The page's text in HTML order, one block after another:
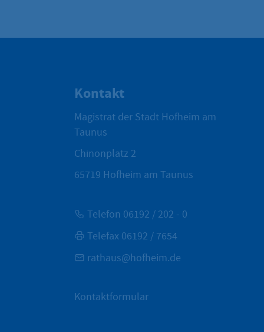
Kontakt
Magistrat der Stadt Hofheim am
Taunus
Chinonplatz 2
65719 Hofheim am Taunus
Telefon 06192 / 202 - 0
Telefax 06192 / 7654
rathaus@hofheim.de
Kontaktformular